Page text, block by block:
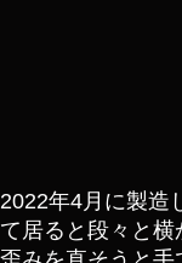
2022年4月に製造
て居ると段々と